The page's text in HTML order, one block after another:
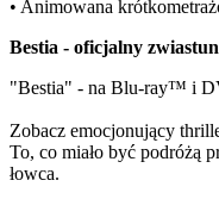
• Animowana
Bestia - oficjalny
"Bestia" - na Blu-ray™ i
Zobacz emocjonujący
To, co miało być podróżą
łowca.